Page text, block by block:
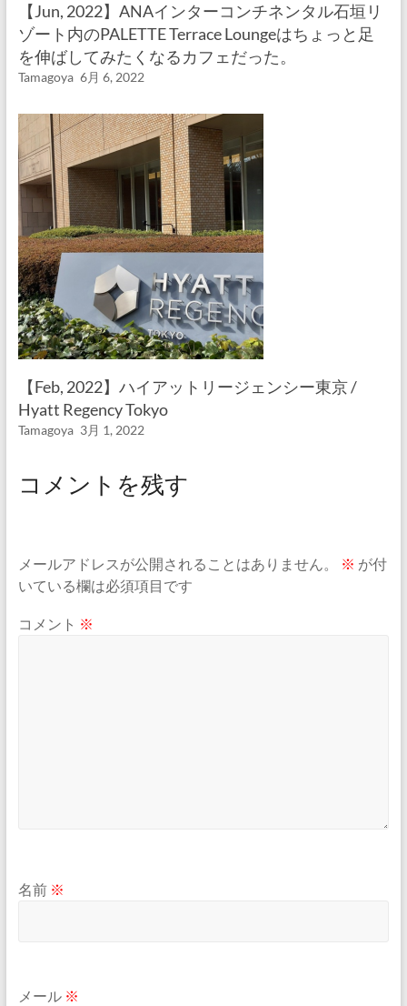
【Jun, 2022】ANAインターコンチネンタル石垣リ
ゾート内のPALETTE Terrace Loungeはちょっと足
を伸ばしてみたくなるカフェだった。
Tamagoya 6月 6, 2022
【Feb, 2022】ハイアットリージェンシー東京 /
Hyatt Regency Tokyo
Tamagoya 3月 1, 2022
コメントを残す
メールアドレスが公開されることはありません。 ※ が付
いている欄は必須項目です
コメント ※
名前 ※
メール ※